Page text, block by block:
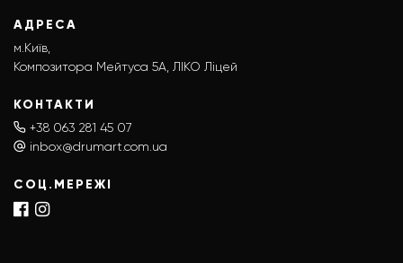
АДРЕСА
м.Київ,
Композитора Мейтуса 5А, ЛІКО Ліцей
КОНТАКТИ
+38 063 281 45 07
inbox@drumart.com.ua
СОЦ.МЕРЕЖІ